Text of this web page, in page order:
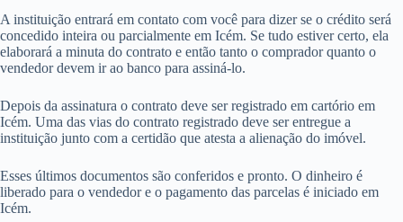
A instituição entrará em contato com você para dizer se o crédito será
concedido inteira ou parcialmente em Icém. Se tudo estiver certo, ela
elaborará a minuta do contrato e então tanto o comprador quanto o
vendedor devem ir ao banco para assiná-lo.
Depois da assinatura o contrato deve ser registrado em cartório em
Icém. Uma das vias do contrato registrado deve ser entregue a
instituição junto com a certidão que atesta a alienação do imóvel.
Esses últimos documentos são conferidos e pronto. O dinheiro é
liberado para o vendedor e o pagamento das parcelas é iniciado em
Icém.